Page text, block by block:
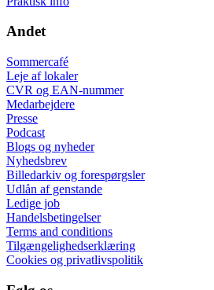
Andet
Sommercafé
Leje af lokaler
CVR og EAN-nummer
Medarbejdere
Presse
Podcast
Blogs og nyheder
Nyhedsbrev
Billedarkiv og forespørgsler
Udlån af genstande
Ledige job
Handelsbetingelser
Terms and conditions
Tilgængelighedserklæring
Cookies og privatlivspolitik